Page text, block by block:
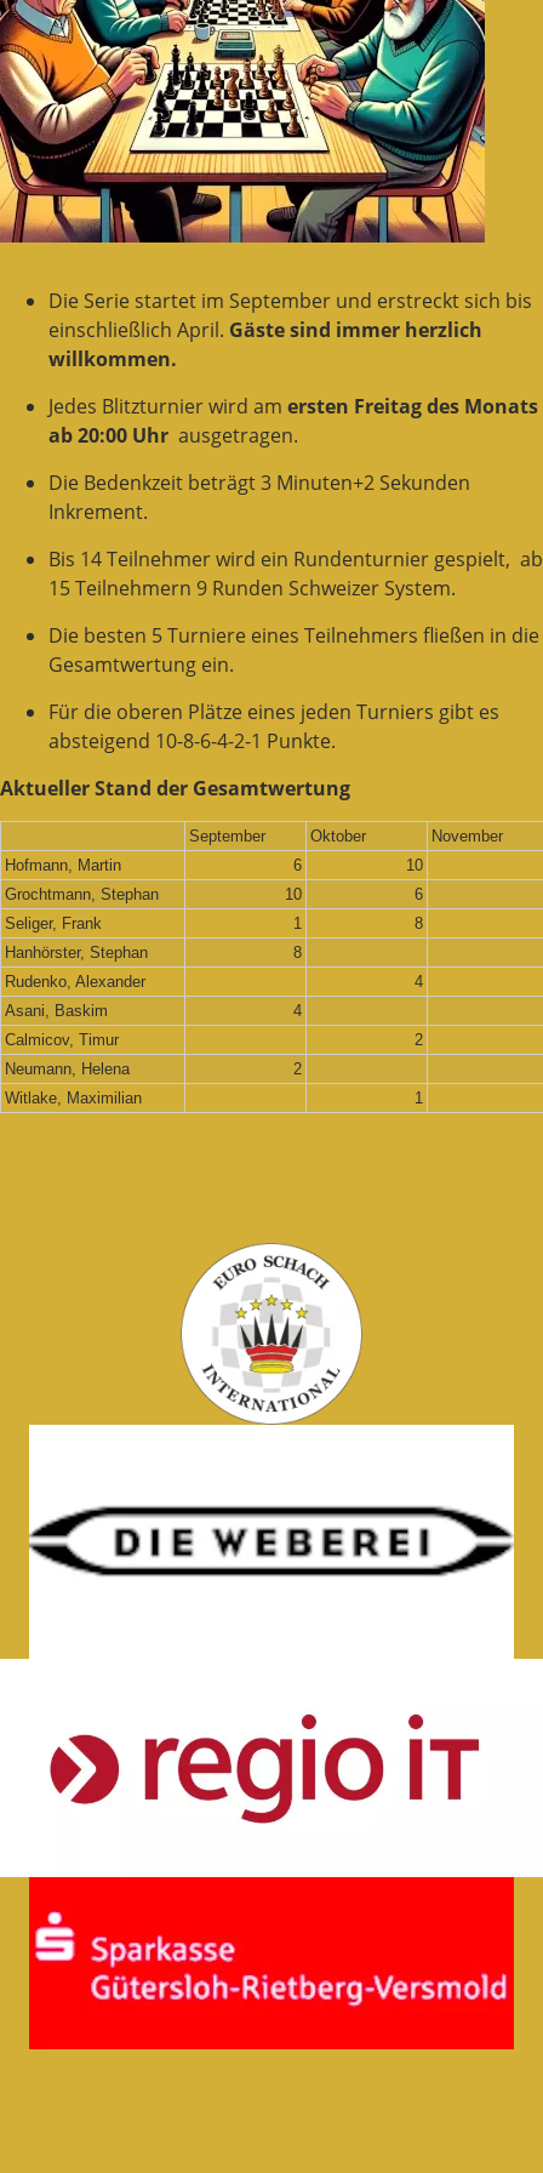
Die Serie startet im September und erstreckt sich bis
einschließlich April. Gäste sind immer herzlich
willkommen.
Jedes Blitzturnier wird am ersten Freitag des Monats
ab 20:00 Uhr ausgetragen.
Die Bedenkzeit beträgt 3 Minuten+2 Sekunden
Inkrement.
Bis 14 Teilnehmer wird ein Rundenturnier gespielt, ab
15 Teilnehmern 9 Runden Schweizer System.
Die besten 5 Turniere eines Teilnehmers fließen in die
Gesamtwertung ein.
Für die oberen Plätze eines jeden Turniers gibt es
absteigend 10-8-6-4-2-1 Punkte.
Aktueller Stand der Gesamtwertung
September Oktober
November
Hofmann, Martin
6
10
Grochtmann, Stephan
10
6
Seliger, Frank
1
8
Hanhörster, Stephan
8
Rudenko, Alexander
4
Asani, Baskim
4
Calmicov, Timur
2
Neumann, Helena
2
Witlake, Maximilian
1